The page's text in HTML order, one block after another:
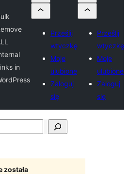
in
Prześlij
wtyczkę
Moje
ulubione
Zaloguj
się
Prześlij
wtyczkę
Moje
ulubione
Zaloguj
się
została